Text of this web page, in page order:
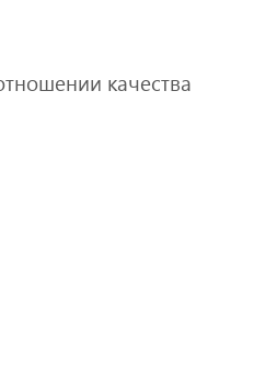
качества